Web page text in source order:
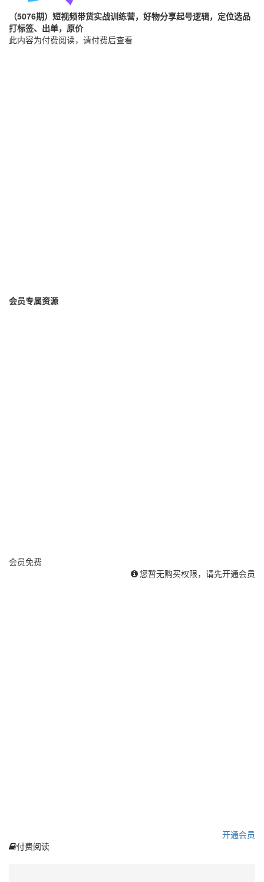
（5076期）短视频带货实战训练营，好物分享起号逻辑，定位选品
打标签、出单，原价
此内容为付费阅读，请付费后查看
会员专属资源
会员免费
您暂无购买权限，请先开通会员
开通会员
付费阅读